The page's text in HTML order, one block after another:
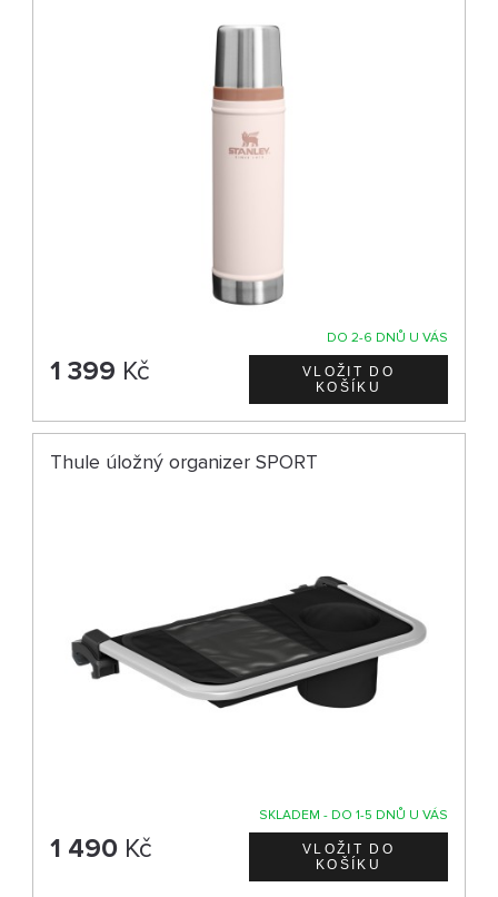
DO 2-6 DNŮ U VÁS
1 399 Kč
Thule úložný organizer SPORT
SKLADEM - DO 1-5 DNŮ U VÁS
1 490 Kč